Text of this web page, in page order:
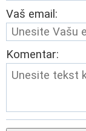
Vaš email:
Komentar: